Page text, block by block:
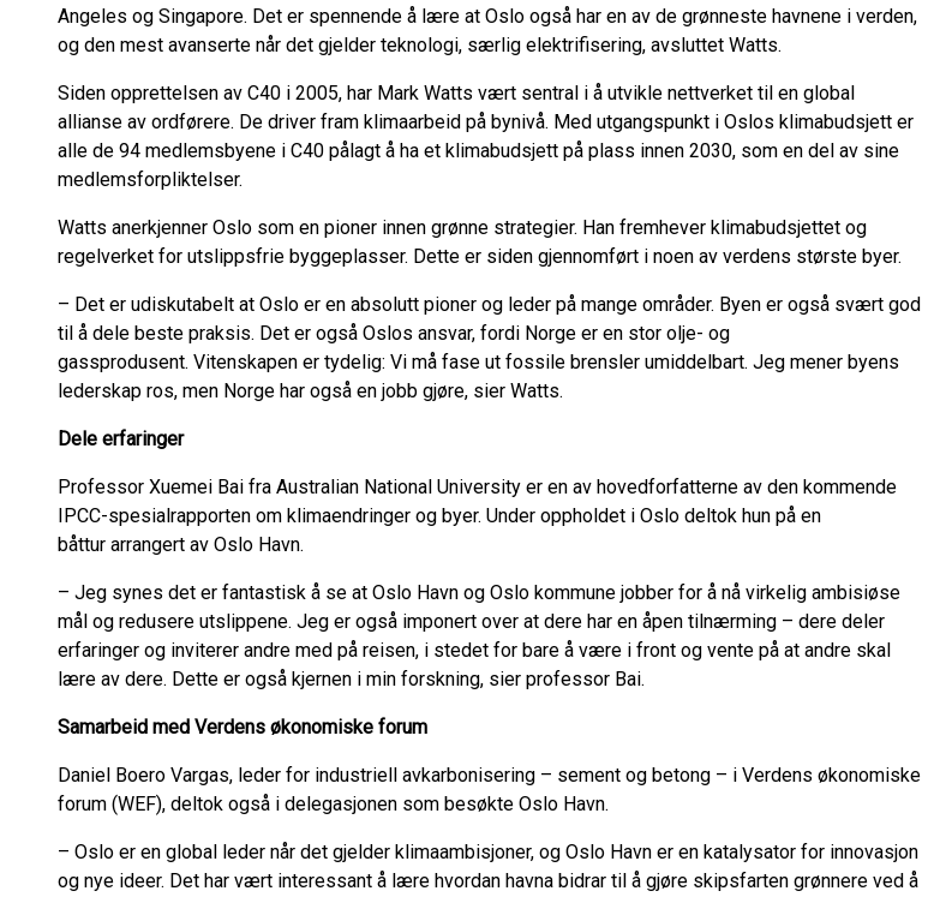
Angeles og Singapore. Det er spennende å lære at Oslo også har en av de grønneste havnene i verden,
og den mest avanserte når det gjelder teknologi, særlig elektrifisering, avsluttet Watts.
Siden opprettelsen av C40 i 2005, har Mark Watts vært sentral i å utvikle nettverket til en global
allianse av ordførere. De driver fram klimaarbeid på bynivå. Med utgangspunkt i Oslos klimabudsjett er
alle de 94 medlemsbyene i C40 pålagt å ha et klimabudsjett på plass innen 2030, som en del av sine
medlemsforpliktelser.
Watts anerkjenner Oslo som en pioner innen grønne strategier. Han fremhever klimabudsjettet og
regelverket for utslippsfrie byggeplasser. Dette er siden gjennomført i noen av verdens største byer.
– Det er udiskutabelt at Oslo er en absolutt pioner og leder på mange områder. Byen er også svært god
til å dele beste praksis. Det er også Oslos ansvar, fordi Norge er en stor olje- og
gassprodusent. Vitenskapen er tydelig: Vi må fase ut fossile brensler umiddelbart. Jeg mener byens
lederskap ros, men Norge har også en jobb gjøre, sier Watts.
Dele erfaringer
Professor Xuemei Bai fra Australian National University er en av hovedforfatterne av den kommende
IPCC-spesialrapporten om klimaendringer og byer. Under oppholdet i Oslo deltok hun på en
båttur arrangert av Oslo Havn.
– Jeg synes det er fantastisk å se at Oslo Havn og Oslo kommune jobber for å nå virkelig ambisiøse
mål og redusere utslippene. Jeg er også imponert over at dere har en åpen tilnærming – dere deler
erfaringer og inviterer andre med på reisen, i stedet for bare å være i front og vente på at andre skal
lære av dere. Dette er også kjernen i min forskning, sier professor Bai.
Samarbeid med Verdens økonomiske forum
Daniel Boero Vargas, leder for industriell avkarbonisering – sement og betong – i Verdens økonomiske
forum (WEF), deltok også i delegasjonen som besøkte Oslo Havn.
– Oslo er en global leder når det gjelder klimaambisjoner, og Oslo Havn er en katalysator for innovasjon
og nye ideer. Det har vært interessant å lære hvordan havna bidrar til å gjøre skipsfarten grønnere ved å